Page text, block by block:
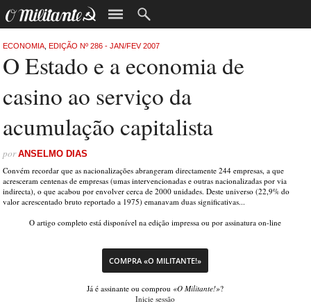
ECONOMIA ,EDIÇÃO Nº 286 - JAN/FEV 2007
O Estado e a economia de
casino ao serviço da
acumulação capitalista
porANSELMO DIAS
Convém recordar que as nacionalizações abrangeram directamente 244 empresas, a que
acresceram centenas de empresas (umas intervencionadas e outras nacionalizadas por via
indirecta), o que acabou por envolver cerca de 2000 unidades. Deste universo (22,9% do
valor acrescentado bruto reportado a 1975) emanavam duas significativas...
O artigo completo está disponível na edição impressa ou por assinatura on-line
COMPRA «O MILITANTE!»
Já é assinante ou comprou «O Militante!»?
Inicie sessão